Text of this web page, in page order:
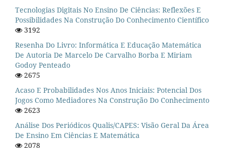
Tecnologias Digitais No Ensino De Ciências: Reflexões E
Possibilidades Na Construção Do Conhecimento Científico
3192
Resenha Do Livro: Informática E Educação Matemática
De Autoria De Marcelo De Carvalho Borba E Miriam
Godoy Penteado
2675
Acaso E Probabilidades Nos Anos Iniciais: Potencial Dos
Jogos Como Mediadores Na Construção Do Conhecimento
2623
Análise Dos Periódicos Qualis/CAPES: Visão Geral Da Área
De Ensino Em Ciências E Matemática
2078